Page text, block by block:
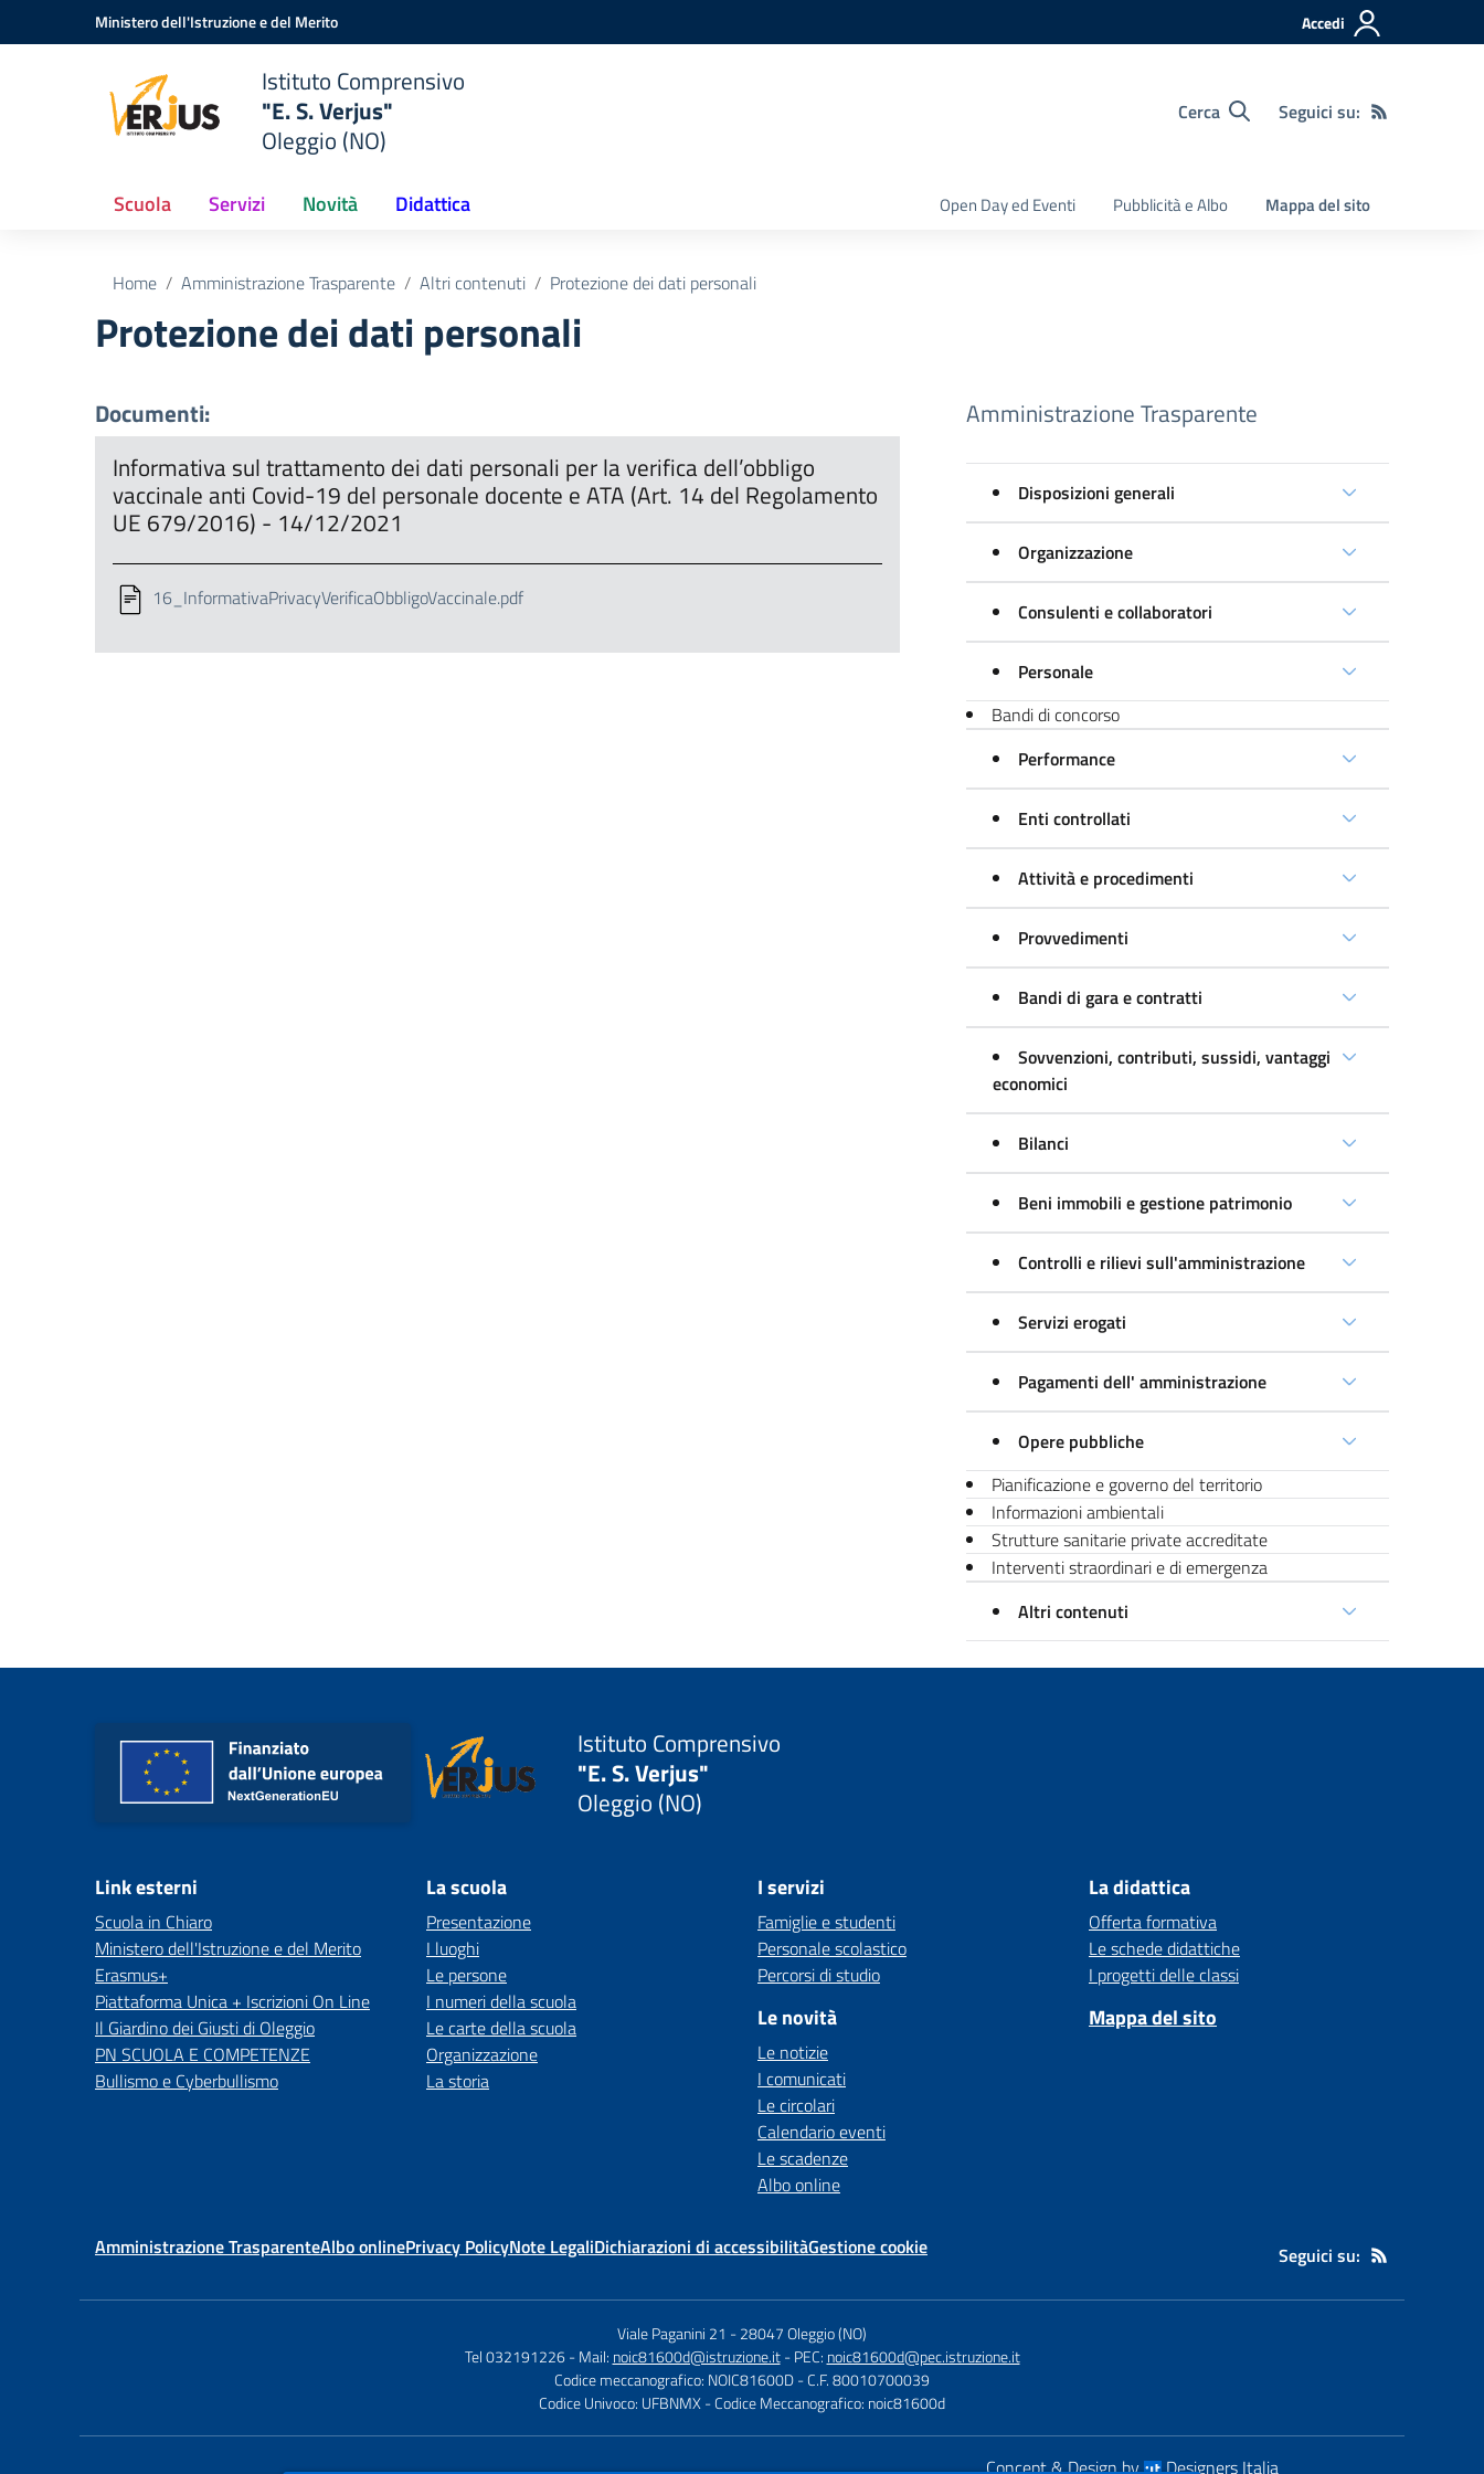
Vai ai contenuti
Vai al menu di navigazioneMinistero dell'Istruzione e del Merito Accedi
Istituto Comprensivo
"E. S. Verjus"
Oleggio (NO)
Cerca Seguici su:
Scuola Servizi Novità Didattica Open Day ed Eventi Pubblicità e Albo Mappa del sito
Home Amministrazione Trasparente Altri contenuti Protezione dei dati personali
Protezione dei dati personali
Documenti:
Informativa sul trattamento dei dati personali per la verifica dell’obbligo
vaccinale anti Covid-19 del personale docente e ATA (Art. 14 del Regolamento
UE 679/2016) - 14/12/2021
16_InformativaPrivacyVerificaObbligoVaccinale.pdf
Amministrazione Trasparente
Disposizioni generali
Organizzazione
Consulenti e collaboratori
Personale
Bandi di concorso
Performance
Enti controllati
Attività e procedimenti
Provvedimenti
Bandi di gara e contratti
Sovvenzioni, contributi, sussidi, vantaggi
economici
Bilanci
Beni immobili e gestione patrimonio
Controlli e rilievi sull'amministrazione
Servizi erogati
Pagamenti dell' amministrazione
Opere pubbliche
Pianificazione e governo del territorio
Informazioni ambientali
Strutture sanitarie private accreditate
Interventi straordinari e di emergenza
Altri contenuti
Istituto Comprensivo
"E. S. Verjus"
Oleggio (NO)
Link esterni
Scuola in Chiaro
Ministero dell'Istruzione e del Merito
Erasmus+
Piattaforma Unica + Iscrizioni On Line
Il Giardino dei Giusti di Oleggio
PN SCUOLA E COMPETENZE
Bullismo e Cyberbullismo
La scuola
Presentazione
I luoghi
Le persone
I numeri della scuola
Le carte della scuola
Organizzazione
La storia
I servizi
Famiglie e studenti
Personale scolastico
Percorsi di studio
Le novità
Le notizie
I comunicati
Le circolari
Calendario eventi
Le scadenze
Albo online
La didattica
Offerta formativa
Le schede didattiche
I progetti delle classi
Mappa del sito
Amministrazione TrasparenteAlbo onlinePrivacy PolicyNote LegaliDichiarazioni di accessibilitàGestione cookie Seguici su:
Viale Paganini 21 -28047 Oleggio (NO)
Tel 032191226 - Mail: noic81600d@istruzione.it - PEC: noic81600d@pec.istruzione.it
Codice meccanografico: NOIC81600D- C.F. 80010700039
Codice Univoco: UFBNMX- Codice Meccanografico: noic81600d
Concept & Design by Designers Italia